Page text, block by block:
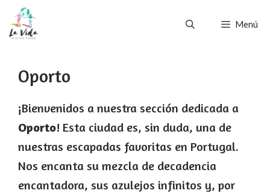
Saltar
Menú
Oporto
¡Bienvenidos a nuestra sección dedicada a
Oporto! Esta ciudad es, sin duda, una de
nuestras escapadas favoritas en Portugal.
Nos encanta su mezcla de decadencia
encantadora, sus azulejos infinitos y, por